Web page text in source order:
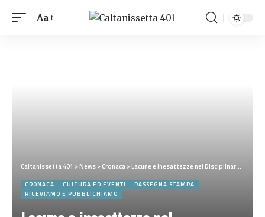
Aa
Caltanissetta 401 >News>Cronaca>Lacune e inesattezze nel Disciplinare di Produzione del Torrone di Caltanissetta, nota del Torronificio Geraci
CRONACA CULTURA ED EVENTI
RASSEGNA STAMPA
RICEVIAMO E PUBBLICHIAMO